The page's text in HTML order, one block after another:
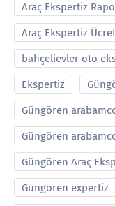
Araç Ekspertiz
Araç Ekspertiz
bahçelievler oto
Ekspertiz
Güngören
Güngören
Güngören Araç
Güngören expertiz